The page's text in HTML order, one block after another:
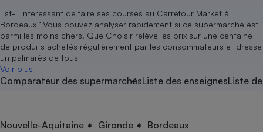
Est-il intéressant de faire ses courses au Carrefour Market à
Bordeaux ’ Vous pouvez analyser rapidement si ce supermarché est
parmi les moins chers. Que Choisir relève les prix sur une centaine
de produits achetés régulièrement par les consommateurs et dresse
un palmarès de tous
Voir plus
Comparateur des supermarchésListe des enseignesListe
Nouvelle-Aquitaine Gironde Bordeaux
Agriculture
Produit alimentaire
Achat - Vente - Location
Carburant
Magasin - Grande surface
Marketing - Fidélisation
Air
Eau
Location
Sport
Vacances - Tourisme
électrique
Senior
Service marchand
Conseils
Brèves
Soumettre un litige
Lettres types
Rencontrer une association locale
Les billets de la présidente
Nos associations locales
Nous rejoindre
En savoir plus sur Que Choisir Ensemble
?
Notre financement
Nos partenaires
Nous rejoindre